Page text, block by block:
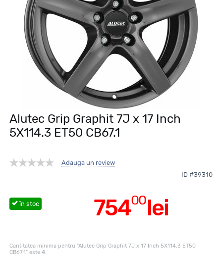
Alutec Grip Graphit 7J x 17 Inch
5X114.3 ET50 CB67.1
Adauga un review
ID #39310
75400lei
în stoc
Cantitatea minima pentru "Alutec Grip Graphit 7J x 17 Inch 5X114.3 ET50
CB67.1" este 4.